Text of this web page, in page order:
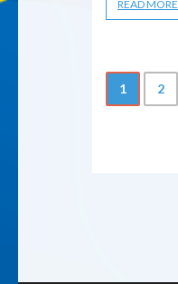
READ MORE
1 2